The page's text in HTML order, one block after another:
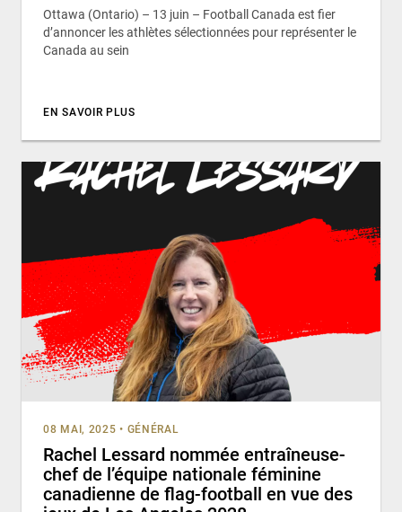
Ottawa (Ontario) – 13 juin – Football Canada est fier
d’annoncer les athlètes sélectionnées pour représenter le
Canada au sein
EN SAVOIR PLUS
08 MAI, 2025 • GÉNÉRAL
Rachel Lessard nommée entraîneuse-
chef de l’équipe nationale féminine
canadienne de flag-football en vue des